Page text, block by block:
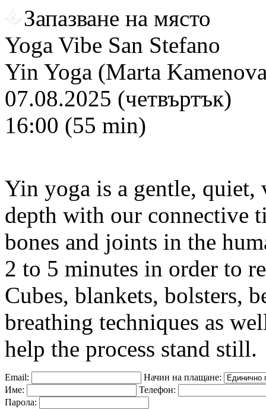
Запазване на място
Yoga Vibe San Stefano
Yin Yoga (Marta
07.08.2025 (четвъртък)
16:00 (55 min)
Yin yoga is a gentle,
depth with our connective
bones and joints in the
2 to 5 minutes in order to
Cubes, blankets, bolsters,
breathing techniques as
help the process stand still.
Email:
Начин на плащане:
Име:
Телефон:
Парола: